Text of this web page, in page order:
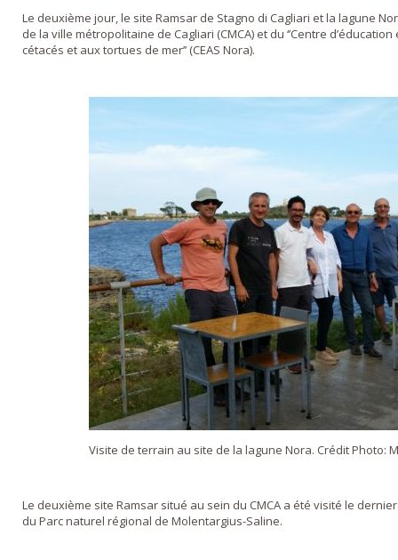
Le deuxième jour, le site Ramsar de Stagno di Cagliari et la lagune
de la ville métropolitaine de Cagliari (CMCA) et du ‘’Centre
cétacés et aux tortues de mer’’ (CEAS Nora).
Visite de terrain au site de la lagune Nora. Crédit Photo:
Le deuxième site Ramsar situé au sein du CMCA a été visité le
du Parc naturel régional de Molentargius-Saline.